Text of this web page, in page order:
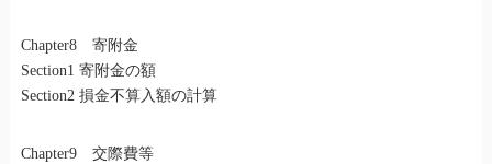
Chapter8 寄附金
Section1 寄附金の額
Section2 損金不算入額の計算
Chapter9 交際費等